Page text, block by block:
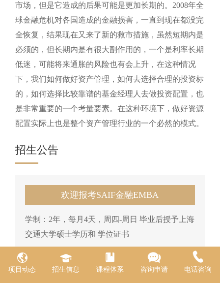
市场，但是它造成的后果可能是更加长期的。2008年全
球金融危机对各国造成的金融损害，一直到现在都没完
全恢复，结果现在又来了新的救市措施，虽然短期内是
必须的，但长期内是有很大副作用的，一个是利率长期
低迷，可能将来通胀的风险也有会上升，在这种情况
下，我们如何做好资产管理，如何去选择合理的投资标
的，如何选择比较靠谱的基金经理人去做投资配置，也
是非常重要的一个考量要素。在这种环境下，做好资源
配置实际上也是整个资产管理行业的一个必然的模式。
招生公告
欢迎报考SAIF金融EMBA
学制：2年，每月4天，周四-周日 毕业后授予上海
交通大学硕士学历和 学位证书
项目动态 招生信息 课程体系 咨询申请 电话咨询